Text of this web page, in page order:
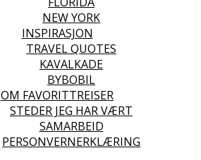
NEW YORK
INSPIRASJON
TRAVEL QUOTES
KAVALKADE
BYBOBIL
OM FAVORITTREISER
STEDER JEG HAR VÆRT
SAMARBEID
PERSONVERNERKLÆRING